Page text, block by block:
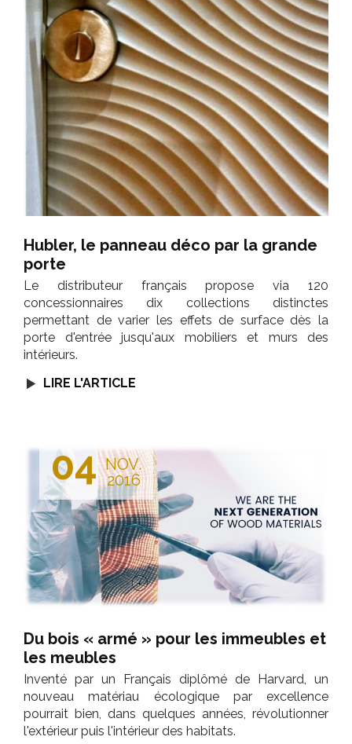
Hubler, le panneau déco par la grande
porte
Le distributeur français propose via 120
concessionnaires dix collections distinctes
permettant de varier les effets de surface dès la
porte d'entrée jusqu'aux mobiliers et murs des
intérieurs.
LIRE L'ARTICLE
04 NOV.
2016
Du bois « armé » pour les immeubles et
les meubles
Inventé par un Français diplômé de Harvard, un
nouveau matériau écologique par excellence
pourrait bien, dans quelques années, révolutionner
l'extérieur puis l'intérieur des habitats.